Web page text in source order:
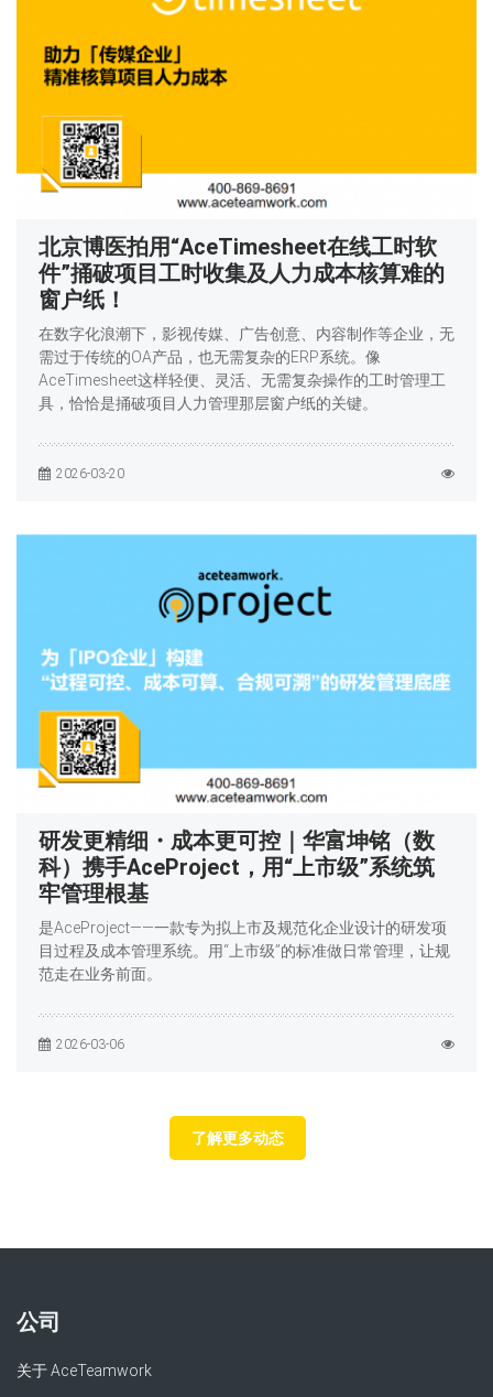
北京博医拍用“AceTimesheet在线工时软
件”捅破项目工时收集及人力成本核算难的
窗户纸！
在数字化浪潮下，影视传媒、广告创意、内容制作等企业，无
需过于传统的OA产品，也无需复杂的ERP系统。像
AceTimesheet这样轻便、灵活、无需复杂操作的工时管理工
具，恰恰是捅破项目人力管理那层窗户纸的关键。
2026-03-20
研发更精细・成本更可控｜华富坤铭（数
科）携手AceProject，用“上市级”系统筑
牢管理根基
是AceProject——一款专为拟上市及规范化企业设计的研发项
目过程及成本管理系统。用“上市级”的标准做日常管理，让规
范走在业务前面。
2026-03-06
了解更多动态
公司
关于 AceTeamwork